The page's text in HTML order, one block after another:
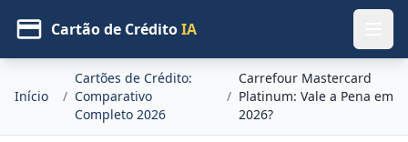
Cartão de CréditoIA
Início /
Cartões de Crédito:
Comparativo
Completo 2026
/
Carrefour Mastercard
Platinum: Vale a Pena em
2026?